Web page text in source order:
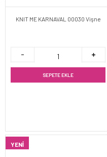
KNIT ME KARNAVAL 00030 Vişne
SEPETE EKLE
YENI